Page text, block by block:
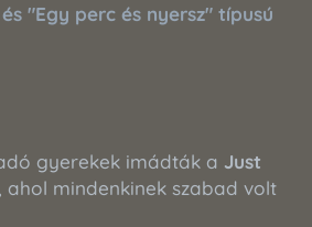
"Egy perc és nyersz" típusú
gyerekek imádták a Just
, ahol mindenkinek szabad volt